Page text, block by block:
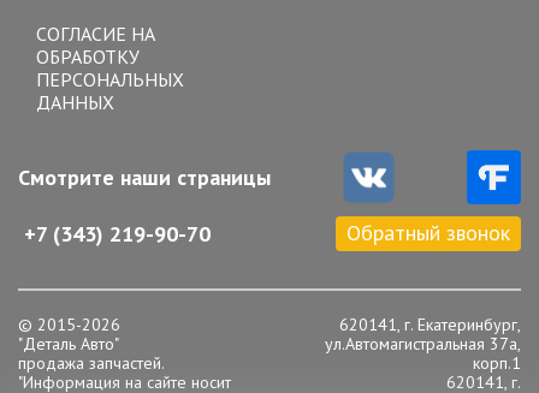
СОГЛАСИЕ НА
ОБРАБОТКУ
ПЕРСОНАЛЬНЫХ
ДАННЫХ
Смотрите наши страницы
+7 (343) 219-90-70 Обратный звонок
© 2015-2026
"Деталь Авто"
продажа запчастей.
"Информация на сайте носит
620141, г. Екатеринбург,
ул.Автомагистральная 37а,
корп.1
620141, г.